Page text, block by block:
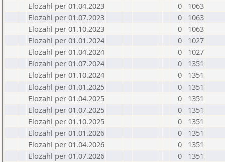
Elozahl per 01.04.2023
0
1063
Elozahl per 01.07.2023
0
1063
Elozahl per 01.10.2023
0
1063
Elozahl per 01.01.2024
0
1027
Elozahl per 01.04.2024
0
1027
Elozahl per 01.07.2024
0
1351
Elozahl per 01.10.2024
0
1351
Elozahl per 01.01.2025
0
1351
Elozahl per 01.04.2025
0
1351
Elozahl per 01.07.2025
0
1351
Elozahl per 01.10.2025
0
1351
Elozahl per 01.01.2026
0
1351
Elozahl per 01.04.2026
0
1351
Elozahl per 01.07.2026
0
1351